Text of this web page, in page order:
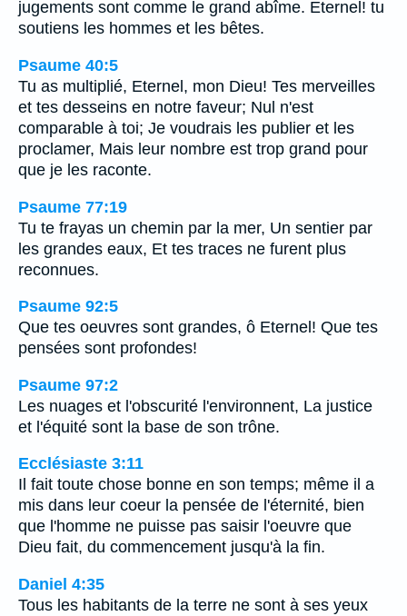
jugements sont comme le grand abîme. Eternel! tu
soutiens les hommes et les bêtes.
Psaume 40:5
Tu as multiplié, Eternel, mon Dieu! Tes merveilles
et tes desseins en notre faveur; Nul n'est
comparable à toi; Je voudrais les publier et les
proclamer, Mais leur nombre est trop grand pour
que je les raconte.
Psaume 77:19
Tu te frayas un chemin par la mer, Un sentier par
les grandes eaux, Et tes traces ne furent plus
reconnues.
Psaume 92:5
Que tes oeuvres sont grandes, ô Eternel! Que tes
pensées sont profondes!
Psaume 97:2
Les nuages et l'obscurité l'environnent, La justice
et l'équité sont la base de son trône.
Ecclésiaste 3:11
Il fait toute chose bonne en son temps; même il a
mis dans leur coeur la pensée de l'éternité, bien
que l'homme ne puisse pas saisir l'oeuvre que
Dieu fait, du commencement jusqu'à la fin.
Daniel 4:35
Tous les habitants de la terre ne sont à ses yeux